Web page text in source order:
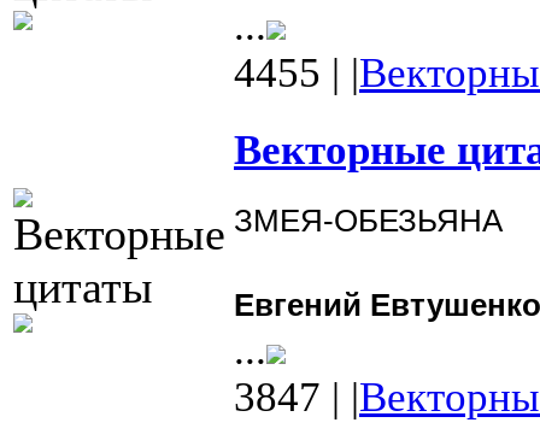
...
4455 | |
Векторные
ЗМЕЯ-ОБЕЗЬЯНА
Евгений Евтушенко
...
3847 | |